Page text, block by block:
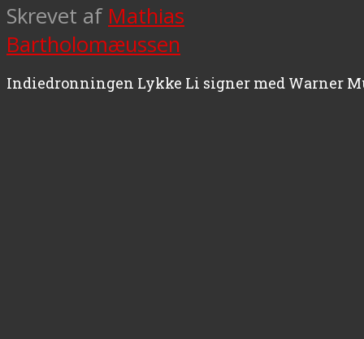
Skrevet af Mathias
Bartholomæussen
Indiedronningen Lykke Li signer med Warner